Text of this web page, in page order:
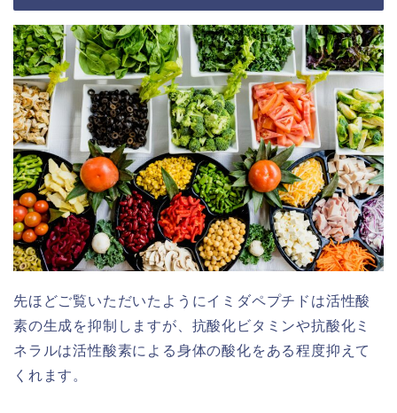
先ほどご覧いただいたようにイミダペプチドは活性酸
素の生成を抑制しますが、抗酸化ビタミンや抗酸化ミ
ネラルは活性酸素による身体の酸化をある程度抑えて
くれます。